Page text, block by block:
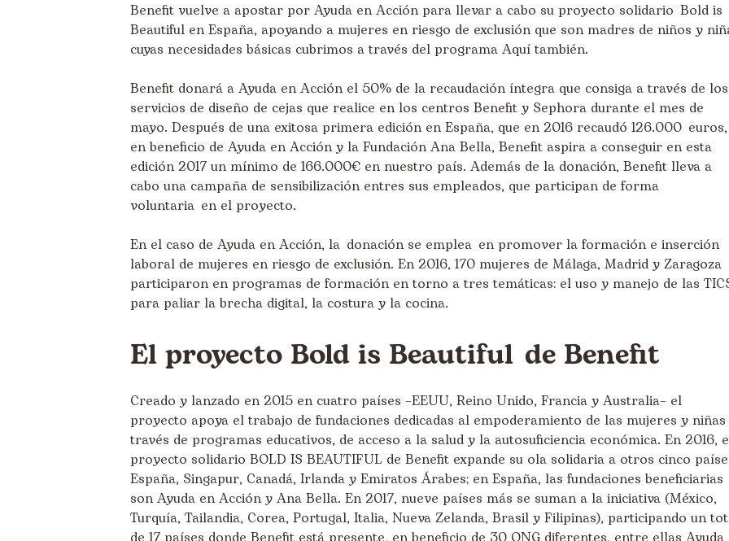
Benefit vuelve a apostar por Ayuda en Acción para llevar a cabo su proyecto solidario Bold is
Beautiful en España, apoyando a mujeres en riesgo de exclusión que son madres de niños y
cuyas necesidades básicas cubrimos a través del programa Aquí también.
Benefit donará a Ayuda en Acción el 50% de la recaudación íntegra que consiga a través de los
servicios de diseño de cejas que realice en los centros Benefit y Sephora durante el mes de
mayo. Después de una exitosa primera edición en España, que en 2016 recaudó 126.000 euros,
en beneficio de Ayuda en Acción y la Fundación Ana Bella, Benefit aspira a conseguir en esta
edición 2017 un mínimo de 166.000€ en nuestro país. Además de la donación, Benefit lleva a
cabo una campaña de sensibilización entres sus empleados, que participan de forma
voluntaria en el proyecto.
En el caso de Ayuda en Acción, la donación se emplea en promover la formación e inserción
laboral de mujeres en riesgo de exclusión. En 2016, 170 mujeres de Málaga, Madrid y Zaragoza
participaron en programas de formación en torno a tres temáticas: el uso y manejo de las
para paliar la brecha digital, la costura y la cocina.
El proyecto Bold is Beautiful de Benefit
Creado y lanzado en 2015 en cuatro países –EEUU, Reino Unido, Francia y Australia– el
proyecto apoya el trabajo de fundaciones dedicadas al empoderamiento de las mujeres y niñas
través de programas educativos, de acceso a la salud y la autosuficiencia económica. En 2016,
proyecto solidario BOLD IS BEAUTIFUL de Benefit expande su ola solidaria a otros cinco
España, Singapur, Canadá, Irlanda y Emiratos Árabes; en España, las fundaciones beneficiarias
son Ayuda en Acción y Ana Bella. En 2017, nueve países más se suman a la iniciativa (México,
Turquía, Tailandia, Corea, Portugal, Italia, Nueva Zelanda, Brasil y Filipinas), participando un